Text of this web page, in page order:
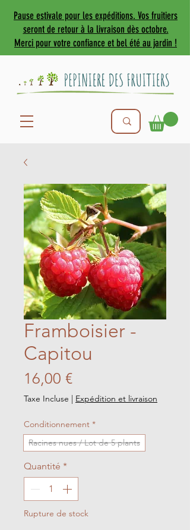
Pause estivale pour les expéditions. Vos fruitiers
seront de retour à la livraison dès octobre.
Merci pour votre confiance et bel été au jardin !
Framboisier -
Capitou
16,00 €Prix
Taxe Incluse Expédition et livraison
Conditionnement *
Racines nues / Lot de 5 plants
Quantité *
Rupture de stock